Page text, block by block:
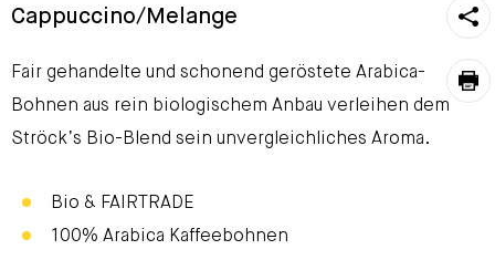
Cappuccino/Melange
Fair gehandelte und schonend geröstete Arabica-
Bohnen aus rein biologischem Anbau verleihen dem
Ströck’s Bio-Blend sein unvergleichliches Aroma.
Bio & FAIRTRADE
100% Arabica Kaffeebohnen